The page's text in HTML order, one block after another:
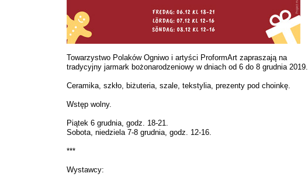
Towarzystwo Polaków Ogniwo i artyści ProformArt zapraszają na
tradycyjny jarmark bożonarodzeniowy w dniach od 6 do 8 grudnia 2019.
Ceramika, szkło, biżuteria, szale, tekstylia, prezenty pod choinkę.
Wstęp wolny.
Piątek 6 grudnia, godz. 18-21.
Sobota, niedziela 7-8 grudnia, godz. 12-16.
***
Wystawcy: